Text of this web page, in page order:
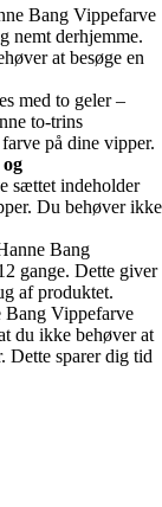
Bang Vippefarve
nemt derhjemme.
at besøge en
med to geler –
to-trins
på dine vipper.
sættet indeholder
Du behøver ikke
Bang
gange. Dette giver
af produktet.
Bang Vippefarve
du ikke behøver at
Dette sparer dig tid